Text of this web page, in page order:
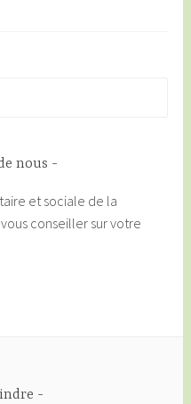
nous
et sociale de la
conseiller sur votre